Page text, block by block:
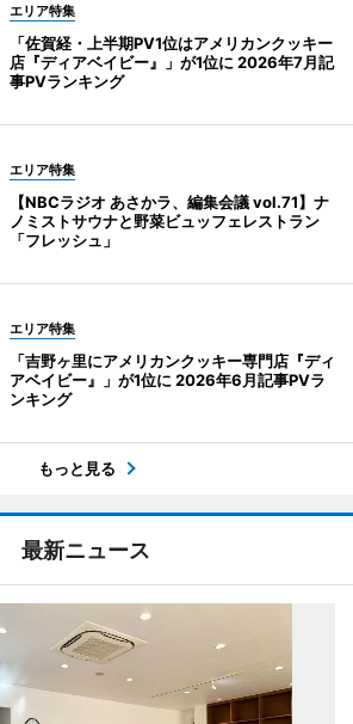
エリア特集
「佐賀経・上半期PV1位はアメリカンクッキー
店『ディアベイビー』」が1位に 2026年7月記
事PVランキング
エリア特集
【NBCラジオ あさかラ、編集会議 vol.71】ナ
ノミストサウナと野菜ビュッフェレストラン
「フレッシュ」
エリア特集
「吉野ヶ里にアメリカンクッキー専門店『ディ
アベイビー』」が1位に 2026年6月記事PVラ
ンキング
もっと見る
最新ニュース